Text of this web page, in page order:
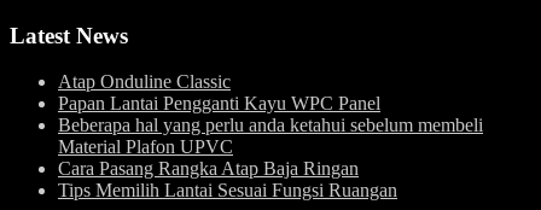
Latest News
Atap Onduline Classic
Papan Lantai Pengganti Kayu WPC Panel
Beberapa hal yang perlu anda ketahui sebelum membeli
Material Plafon UPVC
Cara Pasang Rangka Atap Baja Ringan
Tips Memilih Lantai Sesuai Fungsi Ruangan